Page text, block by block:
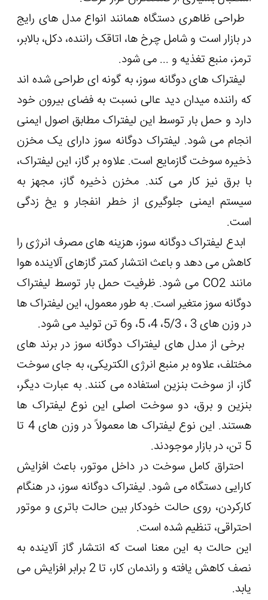
طراحی ظاهری دستگاه همانند انواع مدل های رایج
در بازار است و شامل چرخ ها، اتاقک راننده، دکل، بالابر،
ترمز، منبع تغذیه و ... می شود.
لیفتراک های دوگانه سوز، به گونه ای طراحی شده اند
که راننده میدان دید عالی نسبت به فضای بیرون خود
دارد و حمل بار توسط این لیفتراک مطابق اصول ایمنی
انجام می شود. لیفتراک دوگانه سوز دارای یک مخزن
ذخیره سوخت گازمایع است. علاوه بر گاز، این لیفتراک،
با برق نیز کار می کند. مخزن ذخیره گاز، مجهز به
سیستم ایمنی جلوگیری از خطر انفجار و یخ زدگی
است.
ابدع لیفتراک دوگانه سوز، هزینه های مصرف انرژی را
کاهش می دهد و باعث انتشار کمتر گازهای آلاینده هوا
مانند CO2 می شود. ظرفیت حمل بار توسط لیفتراک
دوگانه سوز متغیر است. به طور معمول، این لیفتراک ها
در وزن های 3 ، 5/3، 4، 5، و6 تن تولید می شود.
برخی از مدل های لیفتراک دوگانه سوز در برند های
مختلف، علاوه بر منبع انرژی الکتریکی، به جای سوخت
گاز، از سوخت بنزین استفاده می کنند. به عبارت دیگر،
بنزین و برق، دو سوخت اصلی این نوع لیفتراک ها
هستند. این نوع لیفتراک ها معمولاً در وزن های 4 تا
5 تن، در بازار موجودند.
احتراق کامل سوخت در داخل موتور، باعث افزایش
کارایی دستگاه می شود. لیفتراک دوگانه سوز، در هنگام
کارکردن، روی حالت خودکار بین حالت باتری و موتور
احتراقی، تنظیم شده است.
این حالت به این معنا است که انتشار گاز آلاینده به
نصف کاهش یافته و راندمان کار، تا 2 برابر افزایش می
یابد.